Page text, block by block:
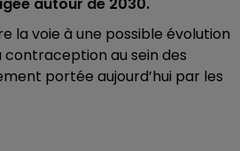
la voie à une possible évolution
au sein des
portée aujourd’hui par les